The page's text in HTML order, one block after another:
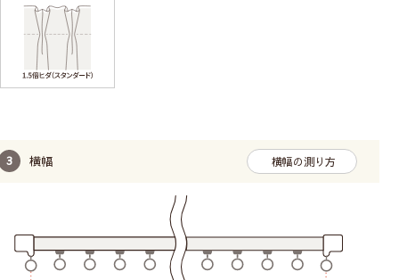
グリーンは茶色みを帯びた黄緑色です。
3色の中で一番光沢感が強く、光の当たる角度で生地の
も相性がよいです。
横幅 横幅の測り方